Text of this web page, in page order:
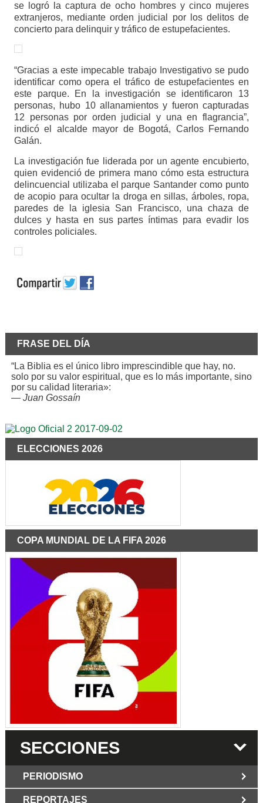
se logró la captura de ocho hombres y cinco mujeres
extranjeros, mediante orden judicial por los delitos de
concierto para delinquir y tráfico de estupefacientes.
“Gracias a este impecable trabajo Investigativo se pudo
identificar como opera el tráfico de estupefacientes en
este parque. En la investigación se identificaron 13
personas, hubo 10 allanamientos y fueron capturadas
12 personas por orden judicial y una en flagrancia”,
indicó el alcalde mayor de Bogotá, Carlos Fernando
Galán.
La investigación fue liderada por un agente encubierto,
quien evidenció de primera mano cómo esta estructura
delincuencial utilizaba el parque Santander como punto
de acopio para ocultar la droga en sillas, árboles, ropa,
paredes de la iglesia San Francisco, una chaza de
dulces y hasta en sus partes íntimas para evadir los
controles policiales.
FRASE DEL DÍA
“La Biblia es el único libro imprescindible que hay, no.
solo por su valor espiritual, que es lo más importante, sino
por su calidad literaria»:
— Juan Gossaín
ELECCIONES 2026
COPA MUNDIAL DE LA FIFA 2026
SECCIONES
PERIODISMO
REPORTAJES